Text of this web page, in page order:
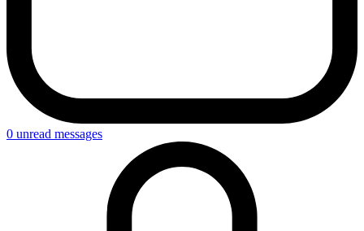
0 unread messages